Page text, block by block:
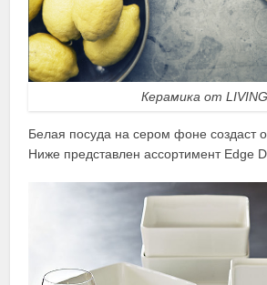
Керамика от LIVING
Белая посуда на сером фоне создаст
Ниже представлен ассортимент Edge